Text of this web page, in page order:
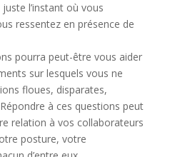
l’instant où vous
ressentez en présence de
pourra peut-être vous aider
sur lesquels vous ne
floues, disparates,
à ces questions peut
relation à vos collaborateurs
posture, votre